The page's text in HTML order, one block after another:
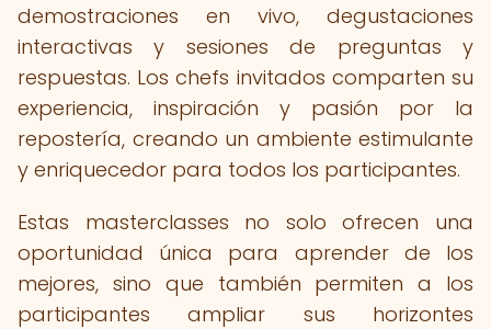
demostraciones en vivo, degustaciones
interactivas y sesiones de preguntas y
respuestas. Los chefs invitados comparten su
experiencia, inspiración y pasión por la
repostería, creando un ambiente estimulante
y enriquecedor para todos los participantes.
Estas masterclasses no solo ofrecen una
oportunidad única para aprender de los
mejores, sino que también permiten a los
participantes ampliar sus horizontes